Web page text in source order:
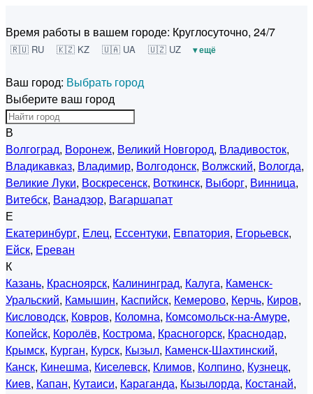
Время работы в вашем городе: Круглосуточно, 24/7
🇷🇺 RU 🇰🇿 KZ 🇺🇦 UA 🇺🇿 UZ ▾ ещё
Ваш город: Выбрать город
Выберите ваш город
В
Волгоград, Воронеж, Великий Новгород, Владивосток,
Владикавказ, Владимир, Волгодонск, Волжский, Вологда,
Великие Луки, Воскресенск, Воткинск, Выборг, Винница,
Витебск, Ванадзор, Вагаршапат
Е
Екатеринбург, Елец, Ессентуки, Евпатория, Егорьевск,
Ейск, Ереван
К
Казань, Красноярск, Калининград, Калуга, Каменск-
Уральский, Камышин, Каспийск, Кемерово, Керчь, Киров,
Кисловодск, Ковров, Коломна, Комсомольск-на-Амуре,
Копейск, Королёв, Кострома, Красногорск, Краснодар,
Крымск, Курган, Курск, Кызыл, Каменск-Шахтинский,
Канск, Кинешма, Киселевск, Климов, Колпино, Кузнецк,
Киев, Капан, Кутаиси, Караганда, Кызылорда, Костанай,